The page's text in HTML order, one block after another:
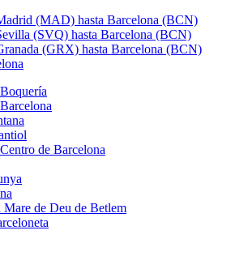
(MAD) hasta Barcelona (BCN)
(SVQ) hasta Barcelona (BCN)
(GRX) hasta Barcelona (BCN)
de Barcelona
Mare de Deu de Betlem